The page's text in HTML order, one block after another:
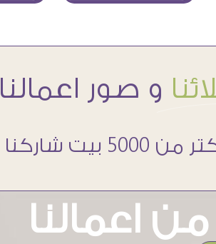
و صور اعمالنا
بيت شاركنا فى اننا نخلى حوائطهم اجمل
اعمالنا